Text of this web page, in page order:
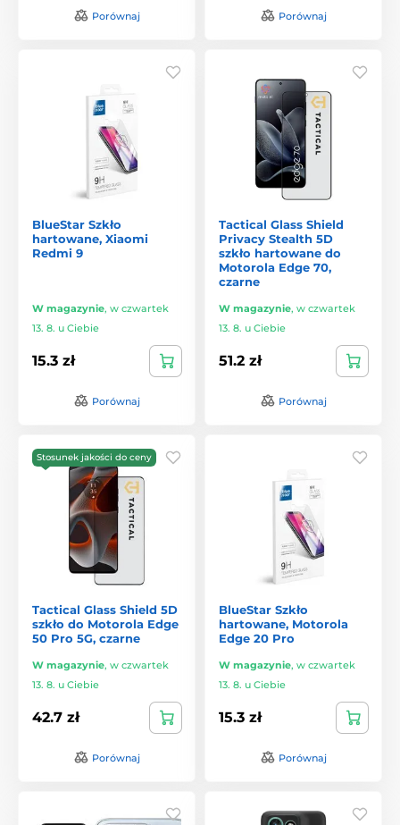
Porównaj Porównaj
BlueStar Szkło
hartowane, Xiaomi
Redmi 9
W magazynie, w czwartek
13. 8. u Ciebie
15.3 zł
Porównaj
Tactical Glass Shield
Privacy Stealth 5D
szkło hartowane do
Motorola Edge 70,
czarne
W magazynie, w czwartek
13. 8. u Ciebie
51.2 zł
Porównaj
Stosunek jakości do ceny
Tactical Glass Shield 5D
szkło do Motorola Edge
50 Pro 5G, czarne
W magazynie, w czwartek
13. 8. u Ciebie
42.7 zł
Porównaj
BlueStar Szkło
hartowane, Motorola
Edge 20 Pro
W magazynie, w czwartek
13. 8. u Ciebie
15.3 zł
Porównaj